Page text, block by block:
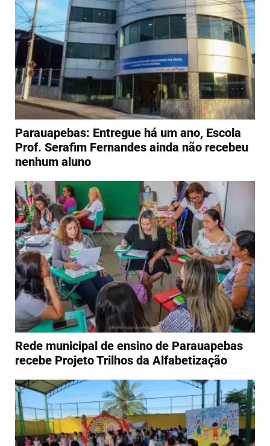
Parauapebas: Entregue há um ano, Escola
Prof. Serafim Fernandes ainda não recebeu
nenhum aluno
Rede municipal de ensino de Parauapebas
recebe Projeto Trilhos da Alfabetização